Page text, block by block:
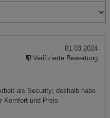
als Security; deshalb habe
Komfort und Preis-
01.03.2024
Verifizierte Bewertung